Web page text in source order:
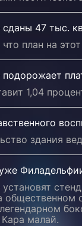
сданы 47 тыс.
план на
подорожает
1,04
здания
установят
малай.